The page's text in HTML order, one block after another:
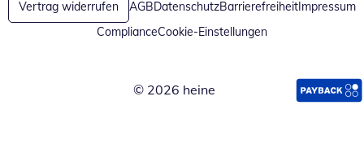
Vertrag widerrufen AGBDatenschutzBarrierefreiheitImpressum
ComplianceCookie-Einstellungen
© 2026 heine